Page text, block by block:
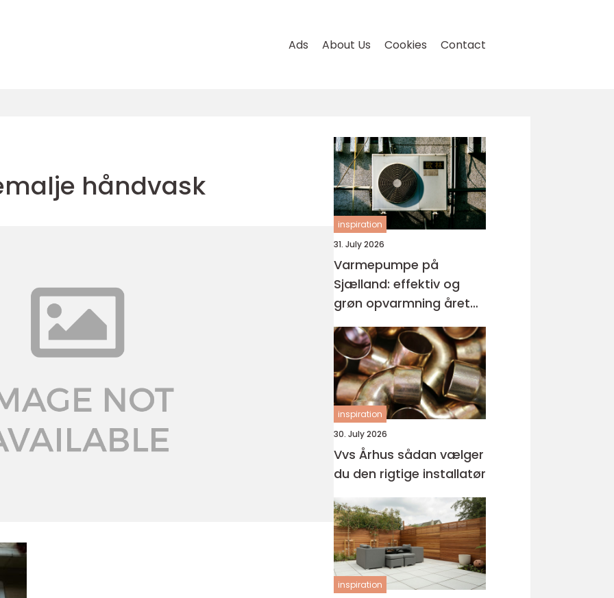
Ads About Us Cookies Contact
håndvask
inspiration
31. July 2026
Varmepumpe på
Sjælland: effektiv og
grøn opvarmning året
rundt
inspiration
30. July 2026
Vvs Århus sådan vælger
du den rigtige installatør
inspiration